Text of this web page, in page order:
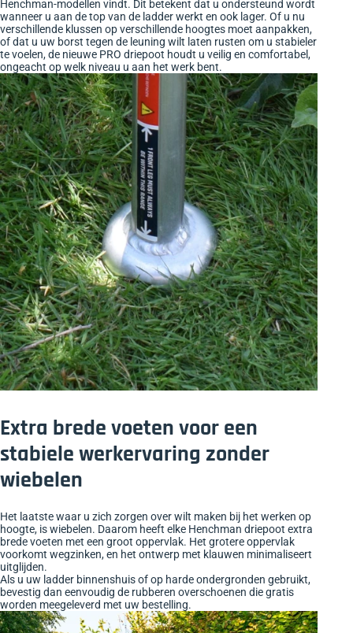
Henchman-modellen vindt. Dit betekent dat u ondersteund wordt
wanneer u aan de top van de ladder werkt en ook lager. Of u nu
verschillende klussen op verschillende hoogtes moet aanpakken,
of dat u uw borst tegen de leuning wilt laten rusten om u stabieler
te voelen, de nieuwe PRO driepoot houdt u veilig en comfortabel,
ongeacht op welk niveau u aan het werk bent.
Extra brede voeten voor een
stabiele werkervaring zonder
wiebelen
Het laatste waar u zich zorgen over wilt maken bij het werken op
hoogte, is wiebelen. Daarom heeft elke Henchman driepoot extra
brede voeten met een groot oppervlak. Het grotere oppervlak
voorkomt wegzinken, en het ontwerp met klauwen minimaliseert
uitglijden.
Als u uw ladder binnenshuis of op harde ondergronden gebruikt,
bevestig dan eenvoudig de rubberen overschoenen die gratis
worden meegeleverd met uw bestelling.